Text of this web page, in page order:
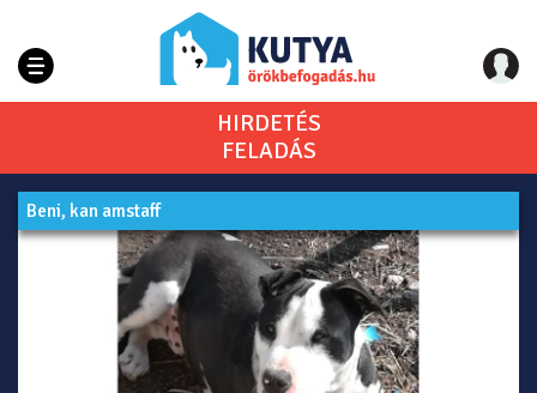
HIRDETÉS
FELADÁS
Beni, kan amstaff